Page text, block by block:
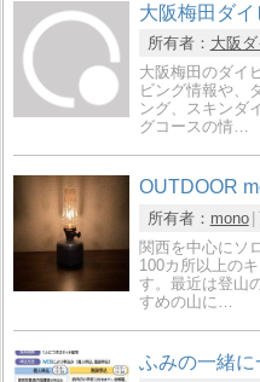
大阪梅田ダ
所有者： 大阪
大阪梅田のダイ
ビング情報や、
ング、スキンダ
グコースの情…
OUTDOOR
所有者： mono
関西を中心にソ
100カ所以上の
す。最近は登山
すめの山に…
ふみの一緒に